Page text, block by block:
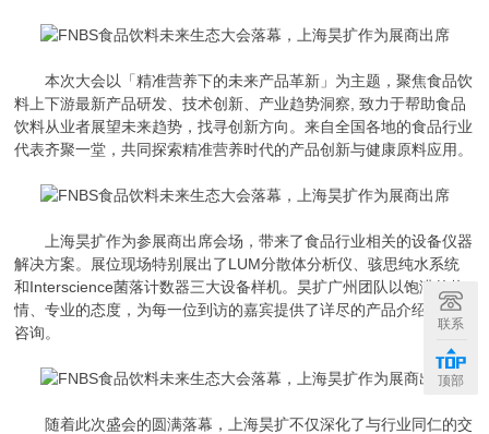
本次大会以「精准营养下的未来产品革新」为主题，聚焦食品饮
料上下游最新产品研发、技术创新、产业趋势洞察, 致力于帮助食品
饮料从业者展望未来趋势，找寻创新方向。来自全国各地的食品行业
代表齐聚一堂，共同探索精准营养时代的产品创新与健康原料应用。
上海昊扩作为参展商出席会场，带来了食品行业相关的设备仪器
解决方案。展位现场特别展出了LUM分散体分析仪、骇思纯水系统
和Interscience菌落计数器三大设备样机。 昊扩广州团队以饱满的热
情、专业的态度，为每一位到访的嘉宾提供了详尽的产品介绍与技术
咨询。
随着此次盛会的圆满落幕，上海昊扩不仅深化了与行业同仁的交
联系
顶部